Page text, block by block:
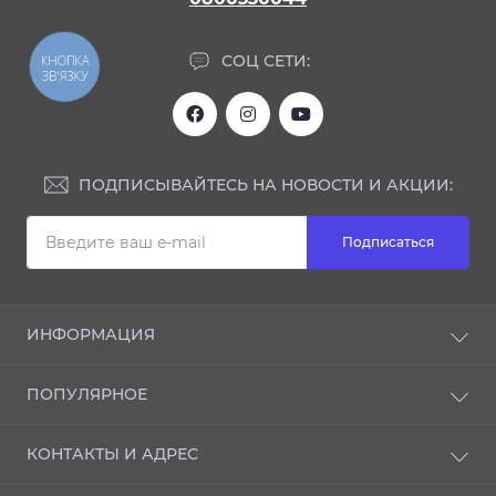
СОЦ СЕТИ:
ПОДПИСЫВАЙТЕСЬ НА НОВОСТИ И АКЦИИ:
Подписаться
ИНФОРМАЦИЯ
Отзывы
Доставка и оплата
ПОПУЛЯРНОЕ
ИНТЕРЬЕР
КОНТАКТЫ И АДРЕС
КНОПКА
ЗВ'ЯЗКУ